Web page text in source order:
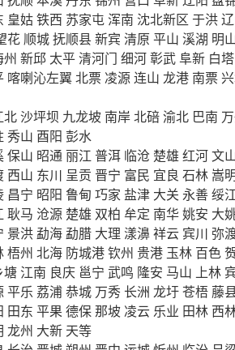
皇姑铁西 苏家屯 浑南 沈北新区 于洪
花 顺城抚顺县新宾 清原 平山 溪湖 明
州 新邱 太平清河门 细河彰武阜新 白塔
喀喇沁左翼北票 凌源连山 龙港 南票
北沙坪坝 九龙坡 南岸北碚渝北 巴南
秀山 酉阳 彭水
保山 昭通丽江 普洱 临沧 楚雄 红河文
西山 东川 呈贡 晋宁 富民 宜良 石林嵩
昌宁 昭阳 鲁甸 巧家 盐津 大关 永善绥
耿马 沧源 楚雄 双柏 牟定 南华姚安 大
景洪 勐海 勐腊 大理 漾濞祥云 宾川 弥
梧州 北海 防城港钦州 贵港 玉林 百色
塘 江南 良庆 邕宁 武鸣 隆安 马山 上林
平乐 荔浦恭城 万秀 长洲 龙圩苍梧 藤
田东 平果 德保那坡 凌云 乐业 田林 西
龙州 大新 天等